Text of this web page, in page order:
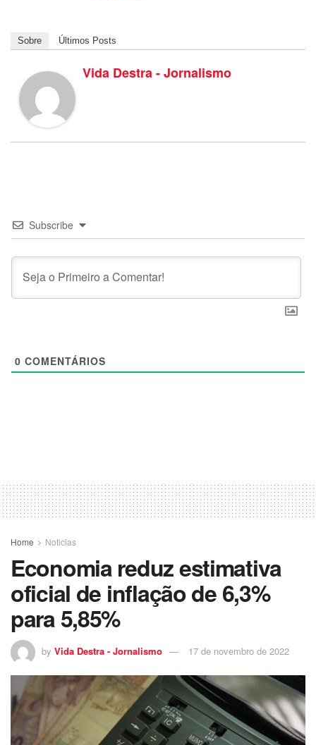
Sobre Últimos Posts
Vida Destra - Jornalismo
Subscribe
0 COMENTÁRIOS
Home Noticias
Economia reduz estimativa
oficial de inflação de 6,3%
para 5,85%
by Vida Destra - Jornalismo 17 de novembro de 2022